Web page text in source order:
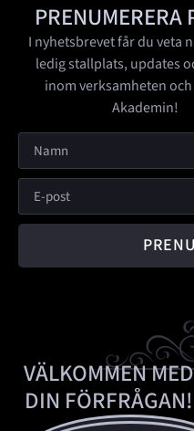
VÄLKOMMEN MED
DIN FÖRFRÅGAN!
PRENUMERERA
I nyhetsbrevet får du veta
ledig stallplats, updates
inom verksamheten
Akademin!